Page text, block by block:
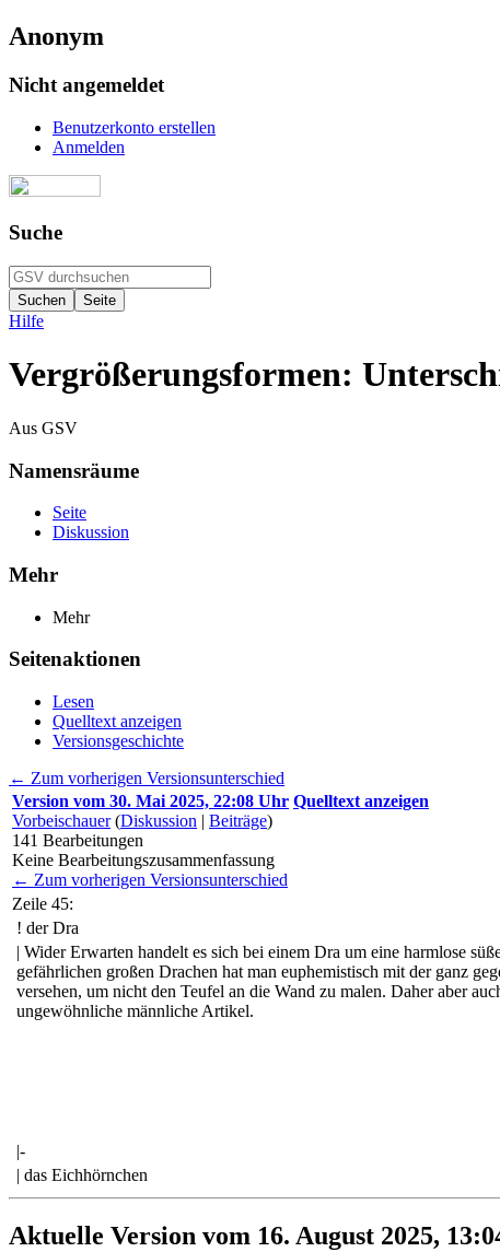
Anonym
Nicht angemeldet
Benutzerkonto erstellen
Anmelden
Suche
Hilfe
Vergrößerungsformen:
Aus GSV
Namensräume
Seite
Diskussion
Mehr
Mehr
Seitenaktionen
Lesen
Quelltext anzeigen
Versionsgeschichte
← Zum vorherigen Versionsunterschied
Version vom 30. Mai 2025, 22:08 Uhr Quelltext anzeigen
Vorbeischauer (Diskussion | Beiträge)
141 Bearbeitungen
Keine Bearbeitungszusammenfassung
← Zum vorherigen Versionsunterschied
Zeile 45:
! der Dra
| Wider Erwarten handelt es sich bei einem Dra um eine harmlose
gefährlichen großen Drachen hat man euphemistisch mit der ganz
versehen, um nicht den Teufel an die Wand zu malen. Daher aber
ungewöhnliche männliche Artikel.
|-
| das Eichhörnchen
Aktuelle Version vom 16. August 2025,